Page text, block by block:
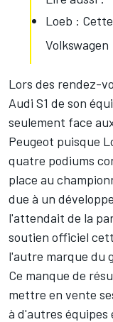
Loeb :
Volkswagen
Lors des rendez-
Audi S1 de son
seulement face
Peugeot puisque
quatre podiums
place au
due à un
l'attendait de la
soutien officiel
l'autre marque du
Ce manque de
mettre en vente
à d'autres équipes